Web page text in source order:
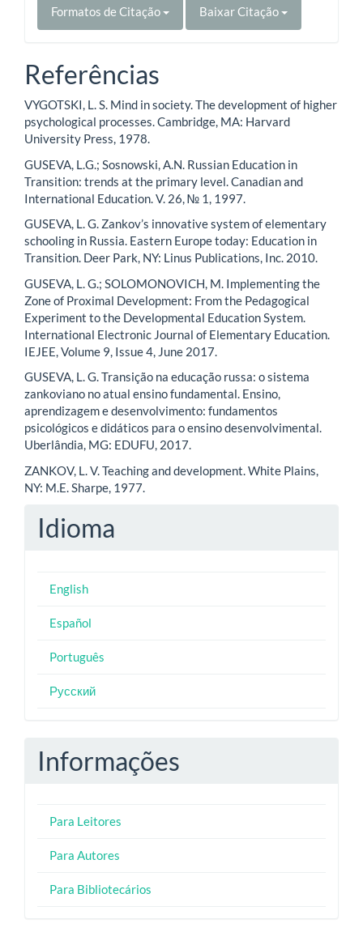
Formatos de Citação Baixar Citação
Referências
VYGOTSKI, L. S. Mind in society. The development of higher
psychological processes. Cambridge, MA: Harvard
University Press, 1978.
GUSEVA, L.G.; Sosnowski, A.N. Russian Education in
Transition: trends at the primary level. Canadian and
International Education. V. 26, № 1, 1997.
GUSEVA, L. G. Zankov’s innovative system of elementary
schooling in Russia. Eastern Europe today: Education in
Transition. Deer Park, NY: Linus Publications, Inc. 2010.
GUSEVA, L. G.; SOLOMONOVICH, M. Implementing the
Zone of Proximal Development: From the Pedagogical
Experiment to the Developmental Education System.
International Electronic Journal of Elementary Education.
IEJEE, Volume 9, Issue 4, June 2017.
GUSEVA, L. G. Transição na educação russa: o sistema
zankoviano no atual ensino fundamental. Ensino,
aprendizagem e desenvolvimento: fundamentos
psicológicos e didáticos para o ensino desenvolvimental.
Uberlândia, MG: EDUFU, 2017.
ZANKOV, L. V. Teaching and development. White Plains,
NY: M.E. Sharpe, 1977.
Idioma
English
Español
Português
Русский
Informações
Para Leitores
Para Autores
Para Bibliotecários